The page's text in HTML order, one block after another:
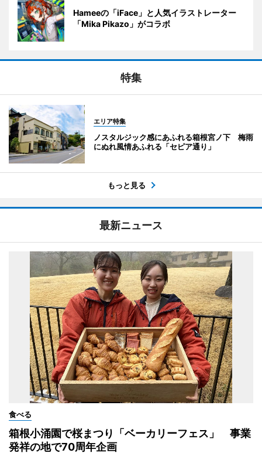
Hameeの「iFace」と人気イラストレーター
「Mika Pikazo」がコラボ
特集
エリア特集
ノスタルジック感にあふれる箱根宮ノ下 梅雨
にぬれ風情あふれる「セピア通り」
もっと見る
最新ニュース
食べる
箱根小涌園で桜まつり「ベーカリーフェス」 事業
発祥の地で70周年企画